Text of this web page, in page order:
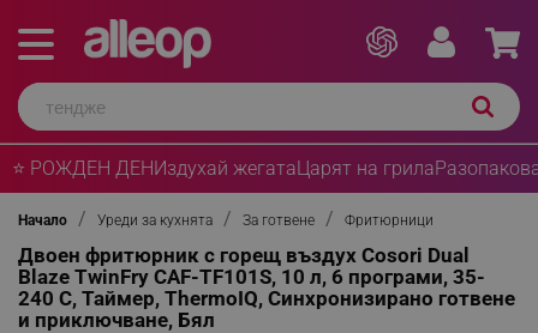
⭐ РОЖДЕН ДЕНИздухай жегатаЦарят на грила
Начало Уреди за кухнята За готвене Фритюрници
Двоен фритюрник с горещ въздух Cosori Dual
Blaze TwinFry CAF-TF101S, 10 л, 6 програми, 35-
240 C, Таймер, ThermoIQ, Синхронизирано готвене
и приключване, Бял